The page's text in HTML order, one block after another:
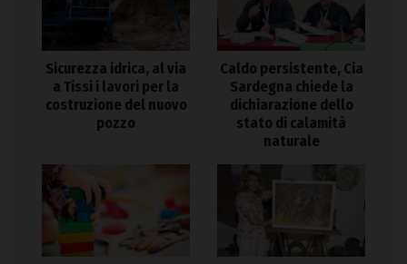
Sicurezza idrica, al via
a Tissi i lavori per la
costruzione del nuovo
pozzo
Caldo persistente, Cia
Sardegna chiede la
dichiarazione dello
stato di calamità
naturale